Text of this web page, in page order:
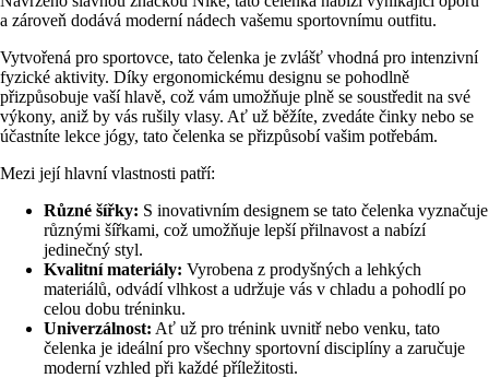
a zároveň dodává moderní nádech vašemu sportovnímu outfitu.
Vytvořená pro sportovce, tato čelenka je zvlášť vhodná pro intenzivní
fyzické aktivity. Díky ergonomickému designu se pohodlně
přizpůsobuje vaší hlavě, což vám umožňuje plně se soustředit na své
výkony, aniž by vás rušily vlasy. Ať už běžíte, zvedáte činky nebo se
účastníte lekce jógy, tato čelenka se přizpůsobí vašim potřebám.
Mezi její hlavní vlastnosti patří:
Různé šířky: S inovativním designem se tato čelenka vyznačuje
různými šířkami, což umožňuje lepší přilnavost a nabízí
jedinečný styl.
Kvalitní materiály: Vyrobena z prodyšných a lehkých
materiálů, odvádí vlhkost a udržuje vás v chladu a pohodlí po
celou dobu tréninku.
Univerzálnost: Ať už pro trénink uvnitř nebo venku, tato
čelenka je ideální pro všechny sportovní disciplíny a zaručuje
moderní vzhled při každé příležitosti.